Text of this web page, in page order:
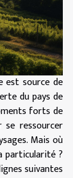
est source de
du pays de
forts de
se ressourcer
Mais où
particularité ?
suivantes